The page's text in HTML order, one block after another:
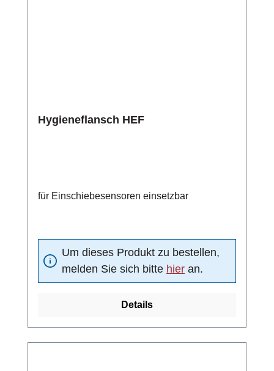
Hygieneflansch HEF
für Einschiebesensoren einsetzbar
Um dieses Produkt zu bestellen,
melden Sie sich bitte hier an.
Details